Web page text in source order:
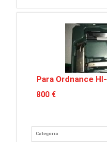
Para Ordnance
800 €
Categoria